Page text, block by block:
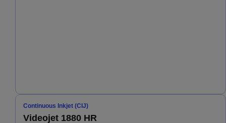
Continuous Inkjet (CIJ)
Videojet 1880 HR